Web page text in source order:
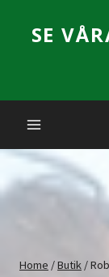
SE
Home /Butik /